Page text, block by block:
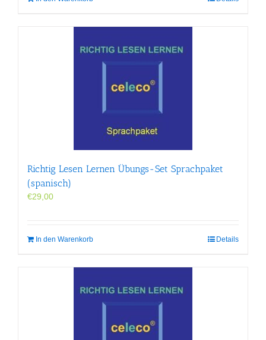
Richtig Lesen Lernen Übungs-Set Sprachpaket
(spanisch)
€29,00
In den Warenkorb Details